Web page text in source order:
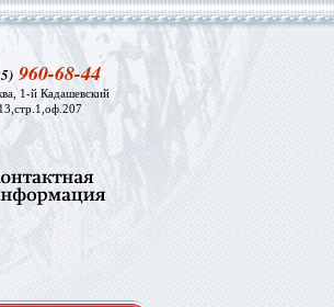
960-68-44
1-й Кадашевский